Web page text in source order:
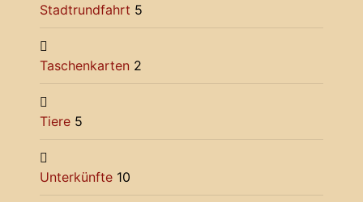
Stadtrundfahrt 5
Taschenkarten 2
Tiere 5
Unterkünfte 10